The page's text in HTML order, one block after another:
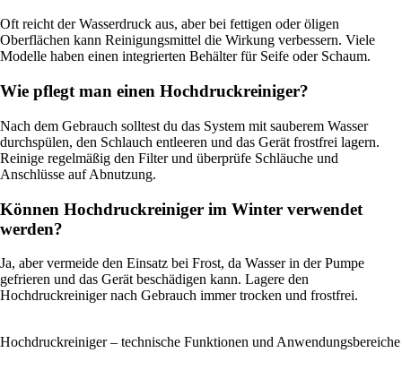
Oft reicht der Wasserdruck aus, aber bei fettigen oder öligen
Oberflächen kann Reinigungsmittel die Wirkung verbessern. Viele
Modelle haben einen integrierten Behälter für Seife oder Schaum.
Wie pflegt man einen Hochdruckreiniger?
Nach dem Gebrauch solltest du das System mit sauberem Wasser
durchspülen, den Schlauch entleeren und das Gerät frostfrei lagern.
Reinige regelmäßig den Filter und überprüfe Schläuche und
Anschlüsse auf Abnutzung.
Können Hochdruckreiniger im Winter verwendet
werden?
Ja, aber vermeide den Einsatz bei Frost, da Wasser in der Pumpe
gefrieren und das Gerät beschädigen kann. Lagere den
Hochdruckreiniger nach Gebrauch immer trocken und frostfrei.
Hochdruckreiniger – technische Funktionen und Anwendungsbereiche